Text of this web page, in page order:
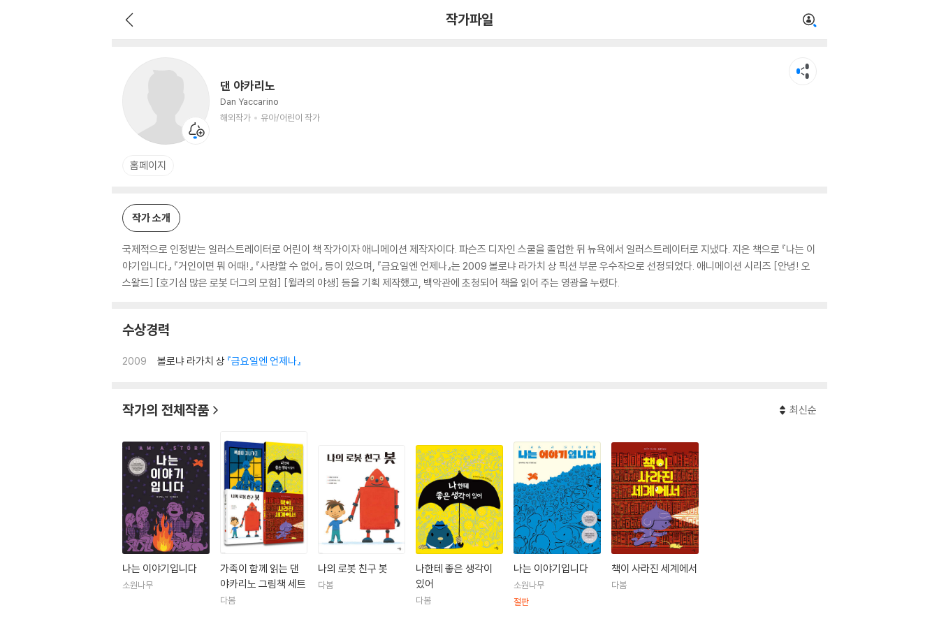
작가파일
댄 야카리노
Dan Yaccarino
해외작가
유아/어린이 작가
홈페이지
작가 소개
국제적으로 인정받는 일러스트레이터로 어린이 책 작가이자 애니메이션 제작자이다. 파슨즈 디자인 스쿨을 졸업한 뒤 뉴욕에서 일러스트레이터로 지냈다. 지은 책으로 『나는 이
야기입니다』 『거인이면 뭐 어때!』 『사랑할 수 없어』 등이 있으며, 『금요일엔 언제나』는 2009 볼로냐 라가치 상 픽션 부문 우수작으로 선정되었다. 애니메이션 시리즈 [안녕! 오
스왈드] [호기심 많은 로봇 더그의 모험] [윌라의 야생] 등을 기획 제작했고, 백악관에 초청되어 책을 읽어 주는 영광을 누렸다.
수상경력
2009 볼로냐 라가치 상 『금요일엔 언제나』
작가의 전체작품 최신순
나는 이야기입니다
소원나무
가족이 함께 읽는 댄
야카리노 그림책 세트
다봄
나의 로봇 친구 봇
다봄
나한테 좋은 생각이
있어
다봄
나는 이야기입니다
소원나무
절판
책이 사라진 세계에서
다봄